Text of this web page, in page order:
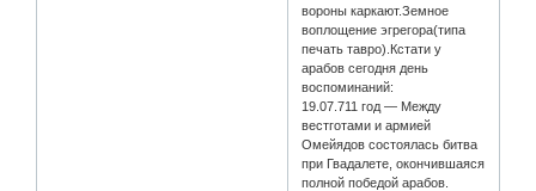
вороны каркают.Земное
воплощение эгрегора(типа
печать тавро).Кстати у
арабов сегодня день
воспоминаний:
19.07.711 год — Между
вестготами и армией
Омейядов состоялась битва
при Гвадалете, окончившаяся
полной победой арабов.